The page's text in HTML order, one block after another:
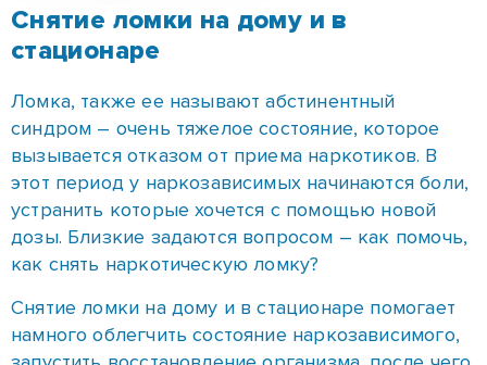
Снятие ломки на дому и в
стационаре
Ломка, также ее называют абстинентный
синдром – очень тяжелое состояние, которое
вызывается отказом от приема наркотиков. В
этот период у наркозависимых начинаются боли,
устранить которые хочется с помощью новой
дозы. Близкие задаются вопросом – как помочь,
как снять наркотическую ломку?
Снятие ломки на дому и в стационаре помогает
намного облегчить состояние наркозависимого,
запустить восстановление организма, после чего